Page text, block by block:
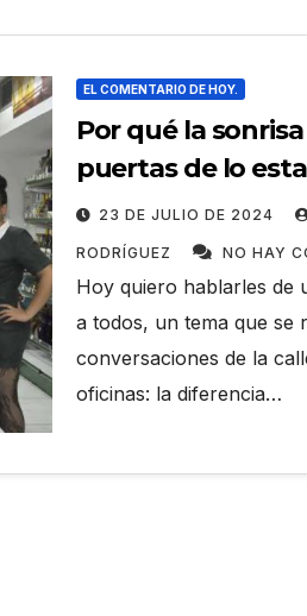
EL COMENTARIO DE HOY.
Por qué la
puertas de lo
23 DE JULIO DE 2024
RODRÍGUEZ NO HAY
Hoy quiero hablarles de
a todos, un tema que se
conversaciones de la
oficinas: la diferencia…